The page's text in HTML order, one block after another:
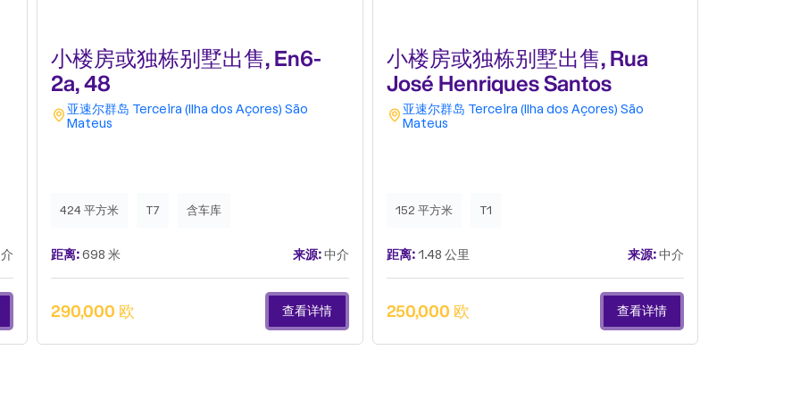
小楼房或独栋别墅出售, En6-
2a, 48
亚速尔群岛 Terceira (Ilha dos Açores) São
Mateus
424 平方米 T7 含车库
距离:698 米 来源:中介
290,000 欧 查看详情
小楼房或独栋别墅出售, Rua
José Henriques Santos
Barros, 6
亚速尔群岛 Terceira (Ilha dos Açores) São
Mateus
152 平方米 T1
距离:1.48 公里 来源:中介
250,000 欧 查看详情